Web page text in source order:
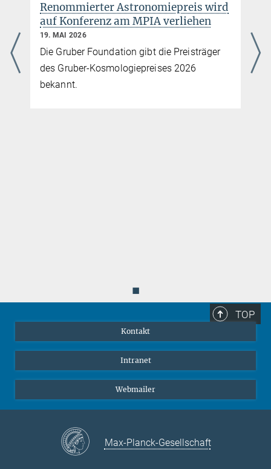
Renommierter Astronomiepreis wird
auf Konferenz am MPIA verliehen
19. MAI 2026
Die Gruber Foundation gibt die Preisträger
des Gruber-Kosmologiepreises 2026
bekannt.
◼
TOP
Kontakt
Intranet
Webmailer
Max-Planck-Gesellschaft